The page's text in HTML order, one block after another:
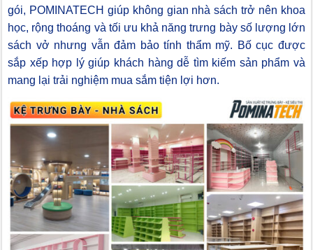
gói, POMINATECH giúp không gian nhà sách trở nên khoa
học, rộng thoáng và tối ưu khả năng trưng bày số lượng lớn
sách vở nhưng vẫn đảm bảo tính thẩm mỹ. Bố cục được
sắp xếp hợp lý giúp khách hàng dễ tìm kiếm sản phẩm và
mang lại trải nghiệm mua sắm tiện lợi hơn.